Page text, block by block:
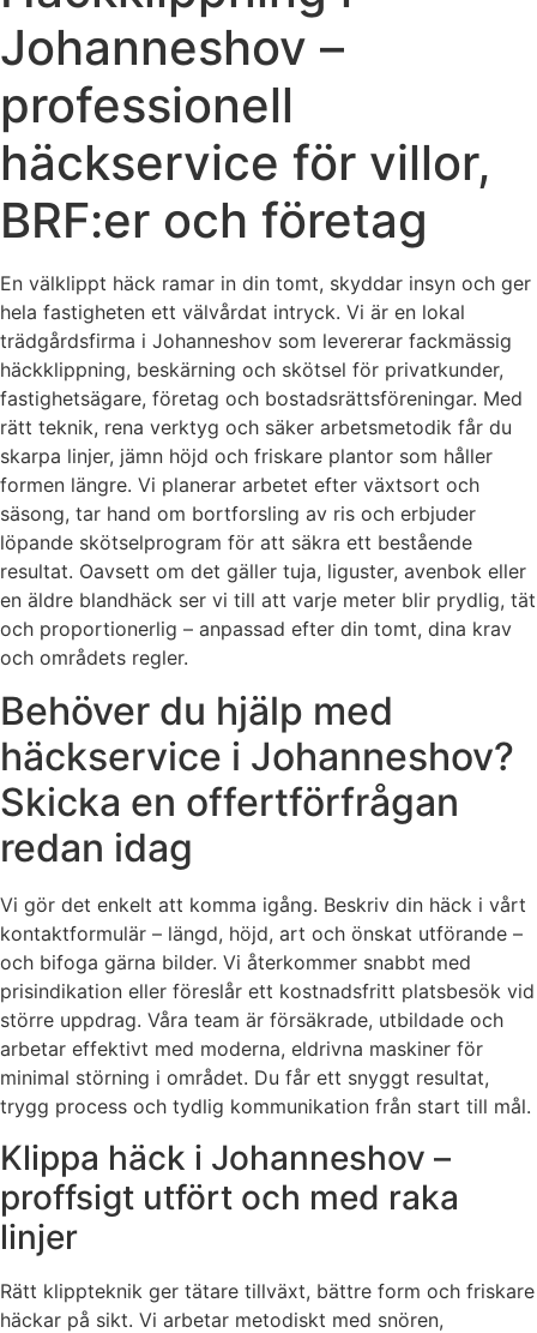
Johanneshov –
professionell
häckservice för villor,
BRF:er och företag
En välklippt häck ramar in din tomt, skyddar insyn och ger
hela fastigheten ett välvårdat intryck. Vi är en lokal
trädgårdsfirma i Johanneshov som levererar fackmässig
häckklippning, beskärning och skötsel för privatkunder,
fastighetsägare, företag och bostadsrättsföreningar. Med
rätt teknik, rena verktyg och säker arbetsmetodik får du
skarpa linjer, jämn höjd och friskare plantor som håller
formen längre. Vi planerar arbetet efter växtsort och
säsong, tar hand om bortforsling av ris och erbjuder
löpande skötselprogram för att säkra ett bestående
resultat. Oavsett om det gäller tuja, liguster, avenbok eller
en äldre blandhäck ser vi till att varje meter blir prydlig, tät
och proportionerlig – anpassad efter din tomt, dina krav
och områdets regler.
Behöver du hjälp med
häckservice i Johanneshov?
Skicka en offertförfrågan
redan idag
Vi gör det enkelt att komma igång. Beskriv din häck i vårt
kontaktformulär – längd, höjd, art och önskat utförande –
och bifoga gärna bilder. Vi återkommer snabbt med
prisindikation eller föreslår ett kostnadsfritt platsbesök vid
större uppdrag. Våra team är försäkrade, utbildade och
arbetar effektivt med moderna, eldrivna maskiner för
minimal störning i området. Du får ett snyggt resultat,
trygg process och tydlig kommunikation från start till mål.
Klippa häck i Johanneshov –
proffsigt utfört och med raka
linjer
Rätt klippteknik ger tätare tillväxt, bättre form och friskare
häckar på sikt. Vi arbetar metodiskt med snören,